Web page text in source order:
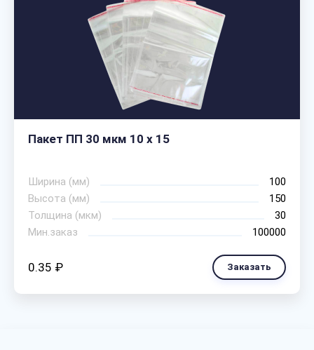
Пакет ПП 30 мкм 10 х 15
Ширина (мм)
100
Высота (мм)
150
Толщина (мкм)
30
Мин.заказ
100000
0.35 ₽ Заказать